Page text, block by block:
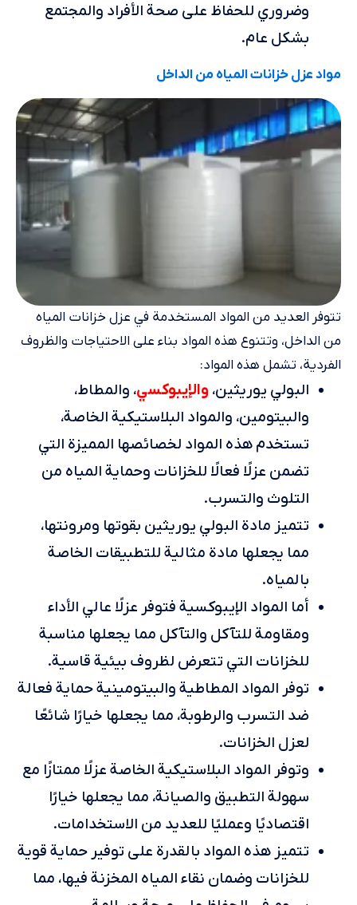
وضروري للحفاظ على صحة الأفراد والمجتمع
بشكل عام.
مواد عزل خزانات المياه من الداخل
تتوفر العديد من المواد المستخدمة في عزل خزانات المياه
من الداخل، وتتنوع هذه المواد بناء على الاحتياجات والظروف
الفردية، تشمل هذه المواد:
البولي يوريثين، والإيبوكسي، والمطاط،
والبيتومين، والمواد البلاستيكية الخاصة،
تستخدم هذه المواد لخصائصها المميزة التي
تضمن عزلًا فعالًا للخزانات وحماية المياه من
التلوث والتسرب.
تتميز مادة البولي يوريثين بقوتها ومرونتها،
مما يجعلها مادة مثالية للتطبيقات الخاصة
بالمياه.
أما المواد الإيبوكسية فتوفر عزلًا عالي الأداء
ومقاومة للتآكل والتآكل مما يجعلها مناسبة
للخزانات التي تتعرض لظروف بيئية قاسية.
توفر المواد المطاطية والبيتومينية حماية فعالة
ضد التسرب والرطوبة، مما يجعلها خيارًا شائعًا
لعزل الخزانات.
وتوفر المواد البلاستيكية الخاصة عزلًا ممتازًا مع
سهولة التطبيق والصيانة، مما يجعلها خيارًا
اقتصاديًا وعمليًا للعديد من الاستخدامات.
تتميز هذه المواد بالقدرة على توفير حماية قوية
للخزانات وضمان نقاء المياه المخزنة فيها، مما